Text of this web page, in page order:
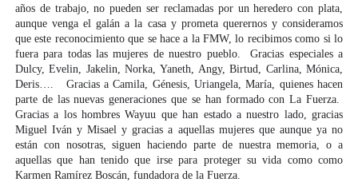
años de trabajo, no pueden ser reclamadas por un heredero con plata,
aunque venga el galán a la casa y prometa querernos y consideramos
que este reconocimiento que se hace a la FMW, lo recibimos como si lo
fuera para todas las mujeres de nuestro pueblo.  Gracias especiales a
Dulcy, Evelin, Jakelin, Norka, Yaneth, Angy, Birtud, Carlina, Mónica,
Deris….   Gracias a Camila, Génesis, Uriangela, María, quienes hacen
parte de las nuevas generaciones que se han formado con La Fuerza.
Gracias a los hombres Wayuu que han estado a nuestro lado, gracias
Miguel Iván y Misael y gracias a aquellas mujeres que aunque ya no
están con nosotras, siguen haciendo parte de nuestra memoria, o a
aquellas que han tenido que irse para proteger su vida como como
Karmen Ramírez Boscán, fundadora de la Fuerza.